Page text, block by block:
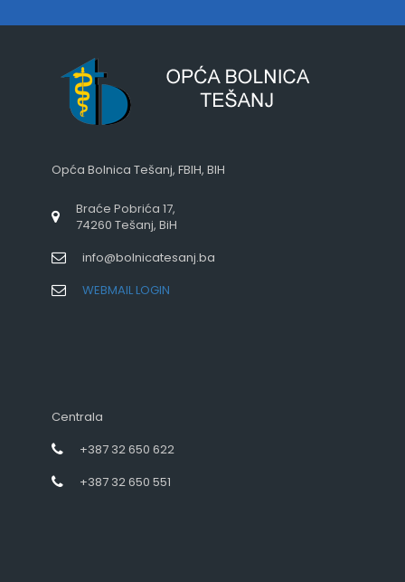
Opća Bolnica Tešanj, FBIH, BIH
Braće Pobrića 17,
74260 Tešanj, BiH
info@bolnicatesanj.ba
WEBMAIL LOGIN
Centrala
+387 32 650 622
+387 32 650 551